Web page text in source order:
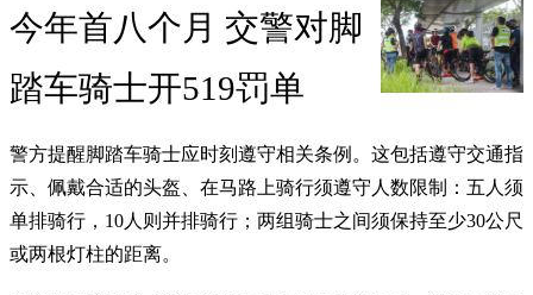
今年首八个月 交警对脚
踏车骑士开519罚单
警方提醒脚踏车骑士应时刻遵守相关条例。这包括遵守交通指
示、佩戴合适的头盔、在马路上骑行须遵守人数限制：五人须
单排骑行，10人则并排骑行；两组骑士之间须保持至少30公尺
或两根灯柱的距离。